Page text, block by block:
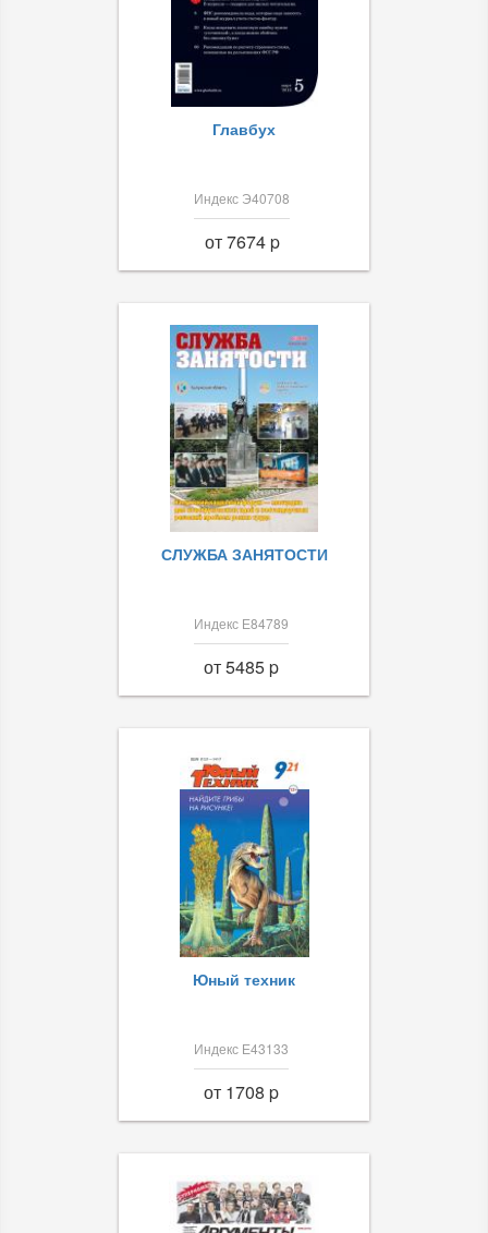
Главбух
Индекс Э40708
от 7674 p
СЛУЖБА ЗАНЯТОСТИ
Индекс Е84789
от 5485 p
Юный техник
Индекс Е43133
от 1708 p